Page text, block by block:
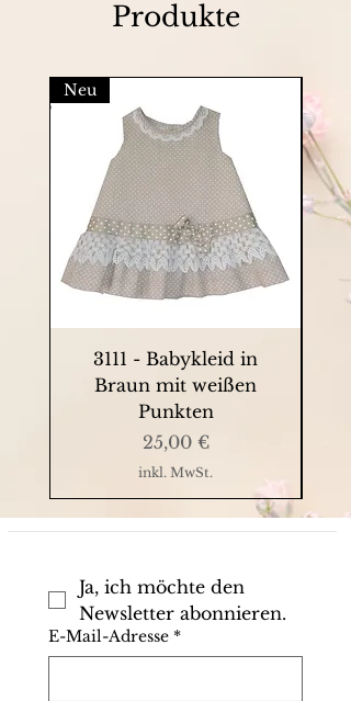
Produkte
Neu
3111 - Babykleid in
Braun mit weißen
Punkten
Preis
25,00 €
inkl. MwSt.
Ja, ich möchte den
Newsletter abonnieren.
E-Mail-Adresse *